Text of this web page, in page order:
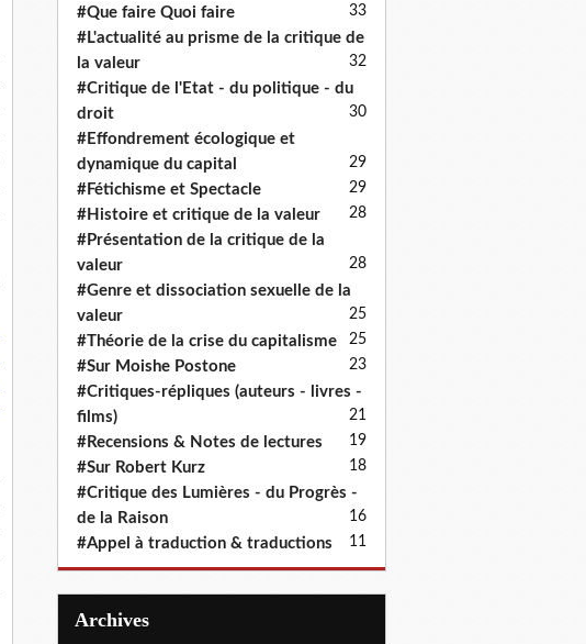
#Que faire Quoi faire 33
#L'actualité au prisme de la critique de
la valeur
32
#Critique de l'Etat - du politique - du
droit
30
#Effondrement écologique et
dynamique du capital
29
#Fétichisme et Spectacle 29
#Histoire et critique de la valeur 28
#Présentation de la critique de la
valeur
28
#Genre et dissociation sexuelle de la
valeur
25
#Théorie de la crise du capitalisme 25
#Sur Moishe Postone 23
#Critiques-répliques (auteurs - livres -
films)
21
#Recensions & Notes de lectures 19
#Sur Robert Kurz 18
#Critique des Lumières - du Progrès -
de la Raison
16
#Appel à traduction & traductions 11
Archives